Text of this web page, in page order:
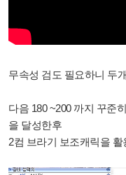
무속성 검도 필요하니 두
다음 180 ~200 까지 꾸준
을 달성한후
2컴 브라기 보조캐릭을